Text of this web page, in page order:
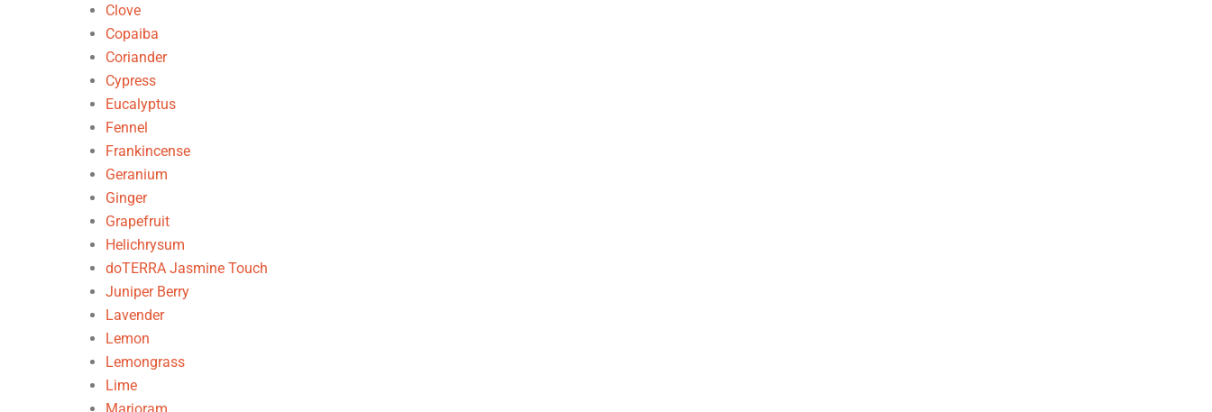
Clove
Copaiba
Coriander
Cypress
Eucalyptus
Fennel
Frankincense
Geranium
Ginger
Grapefruit
Helichrysum
doTERRA Jasmine Touch
Juniper Berry
Lavender
Lemon
Lemongrass
Lime